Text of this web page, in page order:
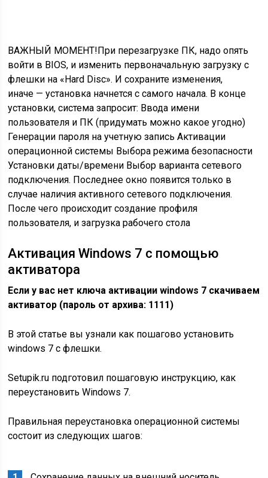
ВАЖНЫЙ МОМЕНТ!При перезагрузке ПК, надо опять
войти в BIOS, и изменить первоначальную загрузку с
флешки на «Hard Disc». И сохраните изменения,
иначе — установка начнется с самого начала. В конце
установки, система запросит: Ввода имени
пользователя и ПК (придумать можно какое угодно)
Генерации пароля на учетную запись Активации
операционной системы Выбора режима безопасности
Установки даты/времени Выбор варианта сетевого
подключения. Последнее окно появится только в
случае наличия активного сетевого подключения.
После чего происходит создание профиля
пользователя, и загрузка рабочего стола
Активация Windows 7 с помощью
активатора
Если у вас нет ключа активации windows 7 скачиваем
активатор (пароль от архива: 1111)
В этой статье вы узнали как пошагово установить
windows 7 с флешки.
Setupik.ru подготовил пошаговую инструкцию, как
переустановить Windows 7.
Правильная переустановка операционной системы
состоит из следующих шагов: